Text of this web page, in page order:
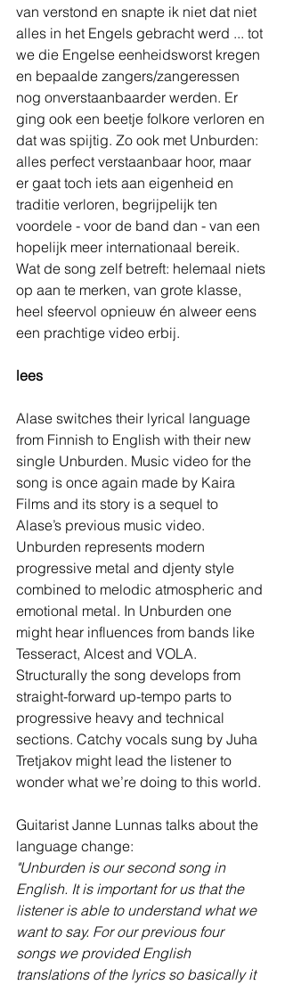
van verstond en snapte ik niet dat niet
alles in het Engels gebracht werd ... tot
we die Engelse eenheidsworst kregen
en bepaalde zangers/zangeressen
nog onverstaanbaarder werden. Er
ging ook een beetje folkore verloren en
dat was spijtig. Zo ook met Unburden:
alles perfect verstaanbaar hoor, maar
er gaat toch iets aan eigenheid en
traditie verloren, begrijpelijk ten
voordele - voor de band dan - van een
hopelijk meer internationaal bereik.
Wat de song zelf betreft: helemaal niets
op aan te merken, van grote klasse,
heel sfeervol opnieuw én alweer eens
een prachtige video erbij.
lees
Alase switches their lyrical language
from Finnish to English with their new
single Unburden. Music video for the
song is once again made by Kaira
Films and its story is a sequel to
Alase’s previous music video.
Unburden represents modern
progressive metal and djenty style
combined to melodic atmospheric and
emotional metal. In Unburden one
might hear influences from bands like
Tesseract, Alcest and VOLA.
Structurally the song develops from
straight-forward up-tempo parts to
progressive heavy and technical
sections. Catchy vocals sung by Juha
Tretjakov might lead the listener to
wonder what we’re doing to this world.
Guitarist Janne Lunnas talks about the
language change:
"Unburden is our second song in
English. It is important for us that the
listener is able to understand what we
want to say. For our previous four
songs we provided English
translations of the lyrics so basically it